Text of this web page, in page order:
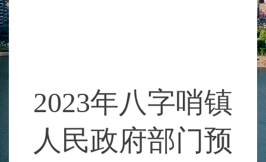
2023年八字哨镇
人民政府部门预